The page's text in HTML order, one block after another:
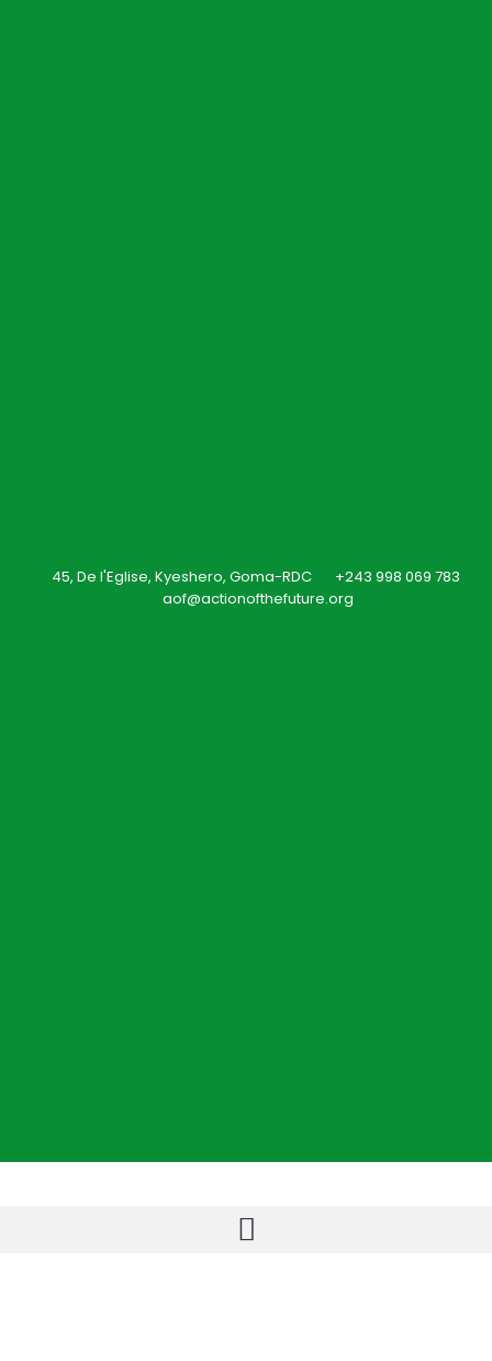
45, De l'Eglise, Kyeshero, Goma-RDC
+243 998 069 783
aof@actionofthefuture.org